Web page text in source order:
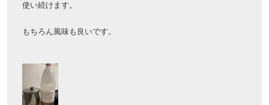
使い続けます。
もちろん風味も良いです。